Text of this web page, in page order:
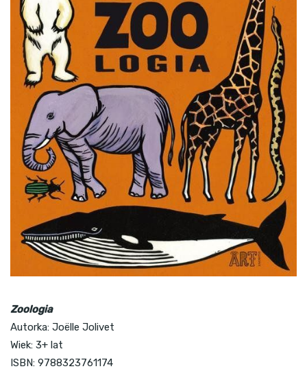
Zoologia
Autorka: Joëlle Jolivet
Wiek: 3+ lat
ISBN: 9788323761174